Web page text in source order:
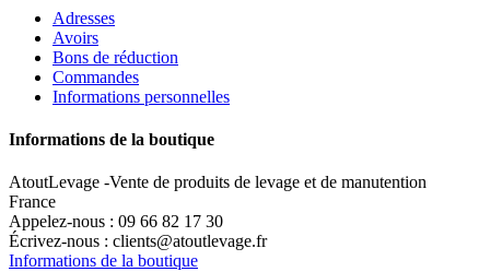
Adresses
Avoirs
Bons de réduction
Commandes
Informations personnelles
Informations de la boutique
AtoutLevage -Vente de produits de levage et de manutention
France
Appelez-nous : 09 66 82 17 30
Écrivez-nous : clients@atoutlevage.fr
Informations de la boutique